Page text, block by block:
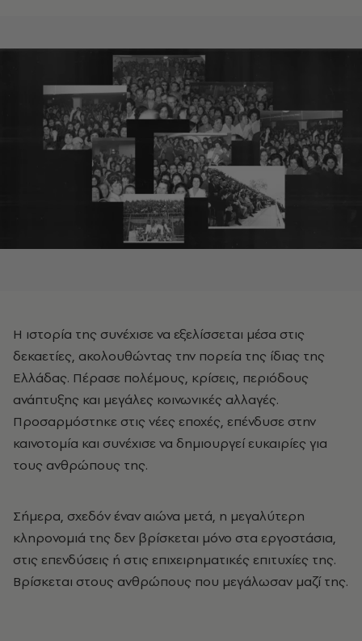
Η ιστορία της συνέχισε να εξελίσσεται μέσα στις
δεκαετίες, ακολουθώντας την πορεία της ίδιας της
Ελλάδας. Πέρασε πολέμους, κρίσεις, περιόδους
ανάπτυξης και μεγάλες κοινωνικές αλλαγές.
Προσαρμόστηκε στις νέες εποχές, επένδυσε στην
καινοτομία και συνέχισε να δημιουργεί ευκαιρίες για
τους ανθρώπους της.
Σήμερα, σχεδόν έναν αιώνα μετά, η μεγαλύτερη
κληρονομιά της δεν βρίσκεται μόνο στα εργοστάσια,
στις επενδύσεις ή στις επιχειρηματικές επιτυχίες της.
Βρίσκεται στους ανθρώπους που μεγάλωσαν μαζί της.